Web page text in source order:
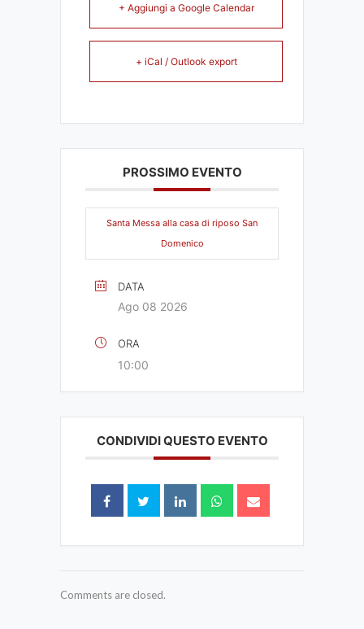
+ Aggiungi a Google Calendar
+ iCal / Outlook export
PROSSIMO EVENTO
Santa Messa alla casa di riposo San
Domenico
DATA
Ago 08 2026
ORA
10:00
CONDIVIDI QUESTO EVENTO
Comments are closed.